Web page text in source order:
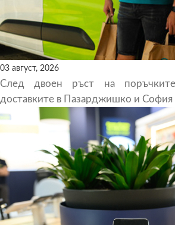
03 август, 2026
След двоен ръст на
доставките в Пазарджишко и София